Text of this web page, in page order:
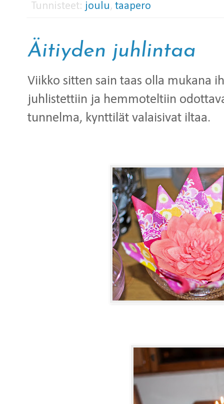
Tunnisteet: joulu, taapero
Äitiyden juhlintaa
Viikko sitten sain taas olla mukana
juhlistettiin ja hemmoteltiin
tunnelma, kynttilät valaisivat iltaa.